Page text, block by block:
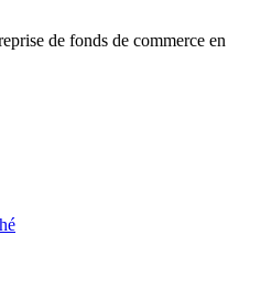
de fonds de commerce en